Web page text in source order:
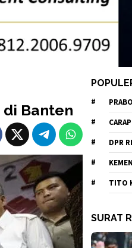
Banten
DPR RI
TITO
SURAT